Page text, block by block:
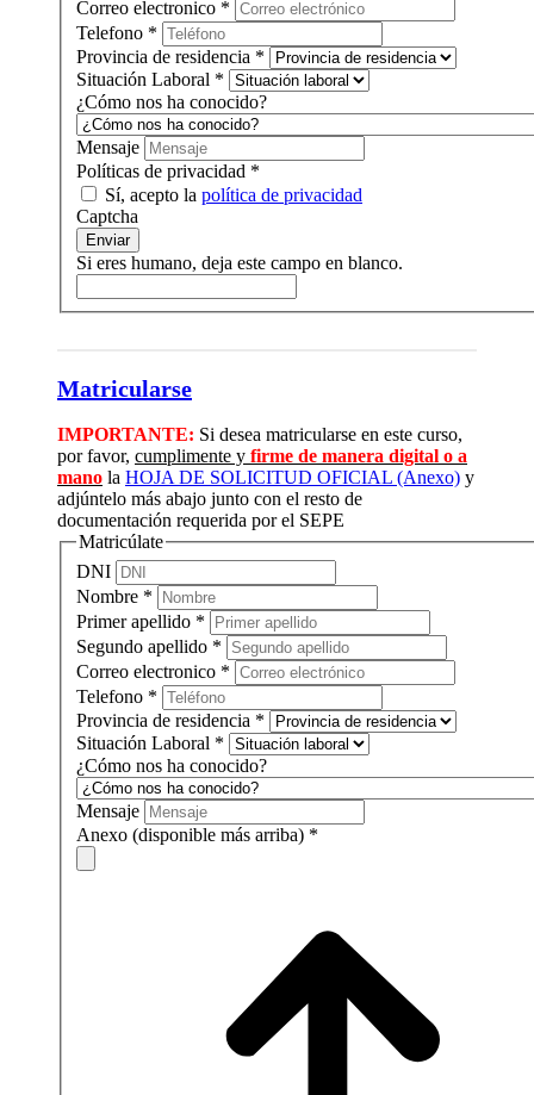
Correo electronico *
Telefono *
Provincia de residencia *
Situación Laboral *
¿Cómo nos ha conocido?
Mensaje
Políticas de privacidad *
Sí, acepto la política de privacidad
Captcha
Enviar
Si eres humano, deja este campo en blanco.
Matricularse
IMPORTANTE: Si desea matricularse en este curso,
por favor, cumplimente y firme de manera digital o a
mano la HOJA DE SOLICITUD OFICIAL (Anexo) y
adjúntelo más abajo junto con el resto de
documentación requerida por el SEPE
Matricúlate
DNI
Nombre *
Primer apellido *
Segundo apellido *
Correo electronico *
Telefono *
Provincia de residencia *
Situación Laboral *
¿Cómo nos ha conocido?
Mensaje
Anexo (disponible más arriba) *